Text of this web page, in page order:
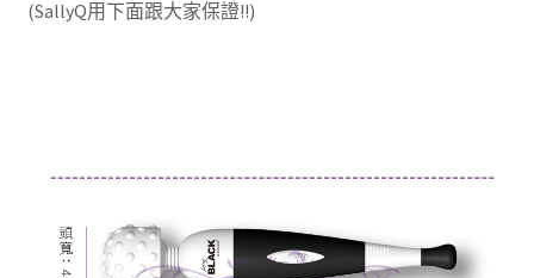
(SallyQ用下面跟大家保證!!)